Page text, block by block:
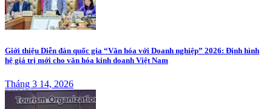
Giới thiệu Diễn đàn quốc gia “Văn hóa với Doanh nghiệp” 2026: Định hình
hệ giá trị mới cho văn hóa kinh doanh Việt Nam
Tháng 3 14, 2026